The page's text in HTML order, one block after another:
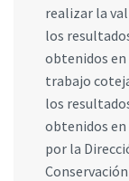
realizar la
los
obtenidos en
trabajo
los
obtenidos en
por la